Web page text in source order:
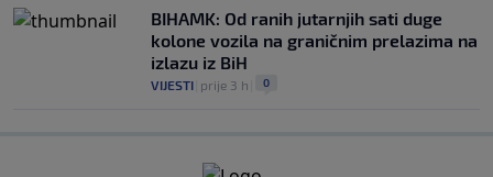
BIHAMK: Od ranih jutarnjih sati duge
kolone vozila na graničnim prelazima na
izlazu iz BiH
VIJESTI prije 3 h 0